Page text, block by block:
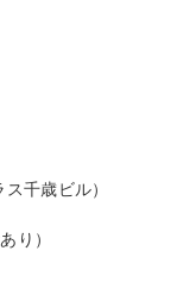
千歳ビル）
り）